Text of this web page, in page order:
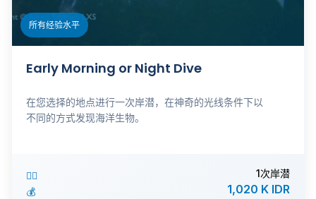
所有经验水平
Early Morning or Night Dive
在您选择的地点进行一次岸潜，在神奇的光线条件下以
不同的方式发现海洋生物。
🏊‍♂️
1次岸潜
💰
1,020 K IDR